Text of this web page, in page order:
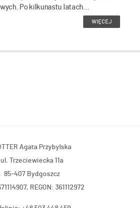
Po kilkunastu latach...
WIĘCEJ
Agata Przybylska
ul. Trzeciewiecka 11a
85-407 Bydgoszcz
REGON: 361112972